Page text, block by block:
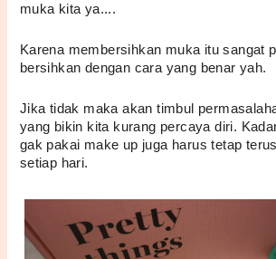
muka kita ya....
Karena membersihkan muka itu sangat
bersihkan dengan cara yang benar yah.
Jika tidak maka akan timbul
yang bikin kita kurang percaya diri.
gak pakai make up juga harus tetap
setiap hari.